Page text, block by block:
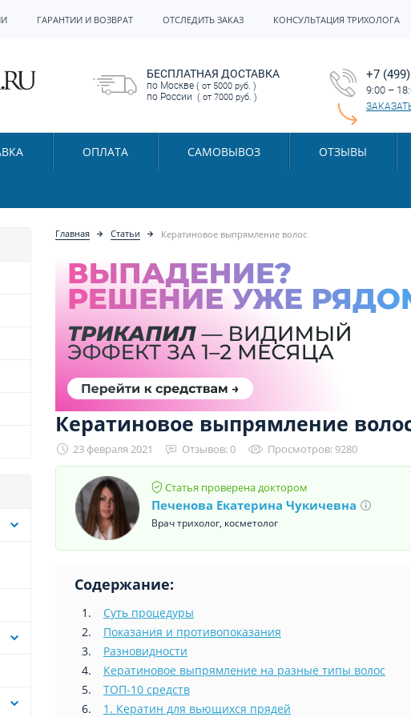
ГАРАНТИИ И ВОЗВРАТ ОТСЛЕДИТЬ ЗАКАЗ КОНСУЛЬТАЦИЯ ТРИХОЛОГА
БЕСПЛАТНАЯ ДОСТАВКА
по Москве ( от 5000 руб. )
по России ( от 7000 руб. )
+7
9:00 –
ОПЛАТА САМОВЫВОЗ ОТЗЫВЫ
Главная Статьи Кератиновое выпрямление волос
Кератиновое выпрямление
23 февраля 2021 Отзывов: 0 Просмотров: 9280
Статья проверена доктором
Печенова Екатерина Чукичевна
Врач трихолог, косметолог
Содержание:
Суть процедуры
Показания и противопоказания
Разновидности
Кератиновое выпрямление на разные типы волос
ТОП-10 средств
1. Кератин для вьющихся прядей